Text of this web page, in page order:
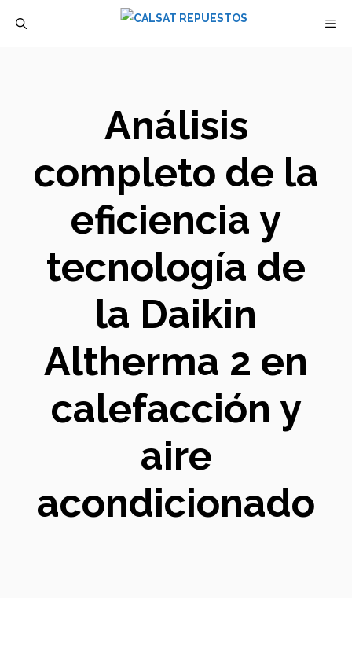
Análisis
completo de la
eficiencia y
tecnología de
la Daikin
Altherma 2 en
calefacción y
aire
acondicionado